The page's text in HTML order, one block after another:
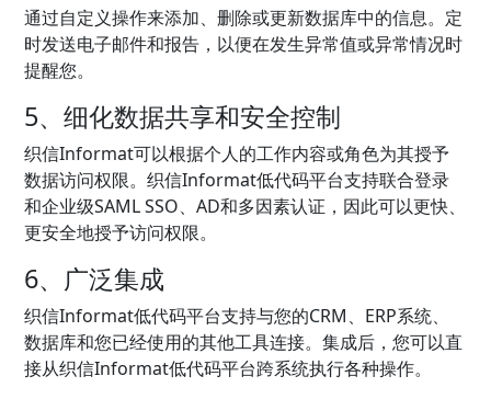
通过自定义操作来添加、删除或更新数据库中的信息。定
时发送电子邮件和报告，以便在发生异常值或异常情况时
提醒您。
5、细化数据共享和安全控制
织信Informat可以根据个人的工作内容或角色为其授予
数据访问权限。织信Informat低代码平台支持联合登录
和企业级SAML SSO、AD和多因素认证，因此可以更快、
更安全地授予访问权限。
6、广泛集成
织信Informat低代码平台支持与您的CRM、ERP系统、
数据库和您已经使用的其他工具连接。集成后，您可以直
接从织信Informat低代码平台跨系统执行各种操作。